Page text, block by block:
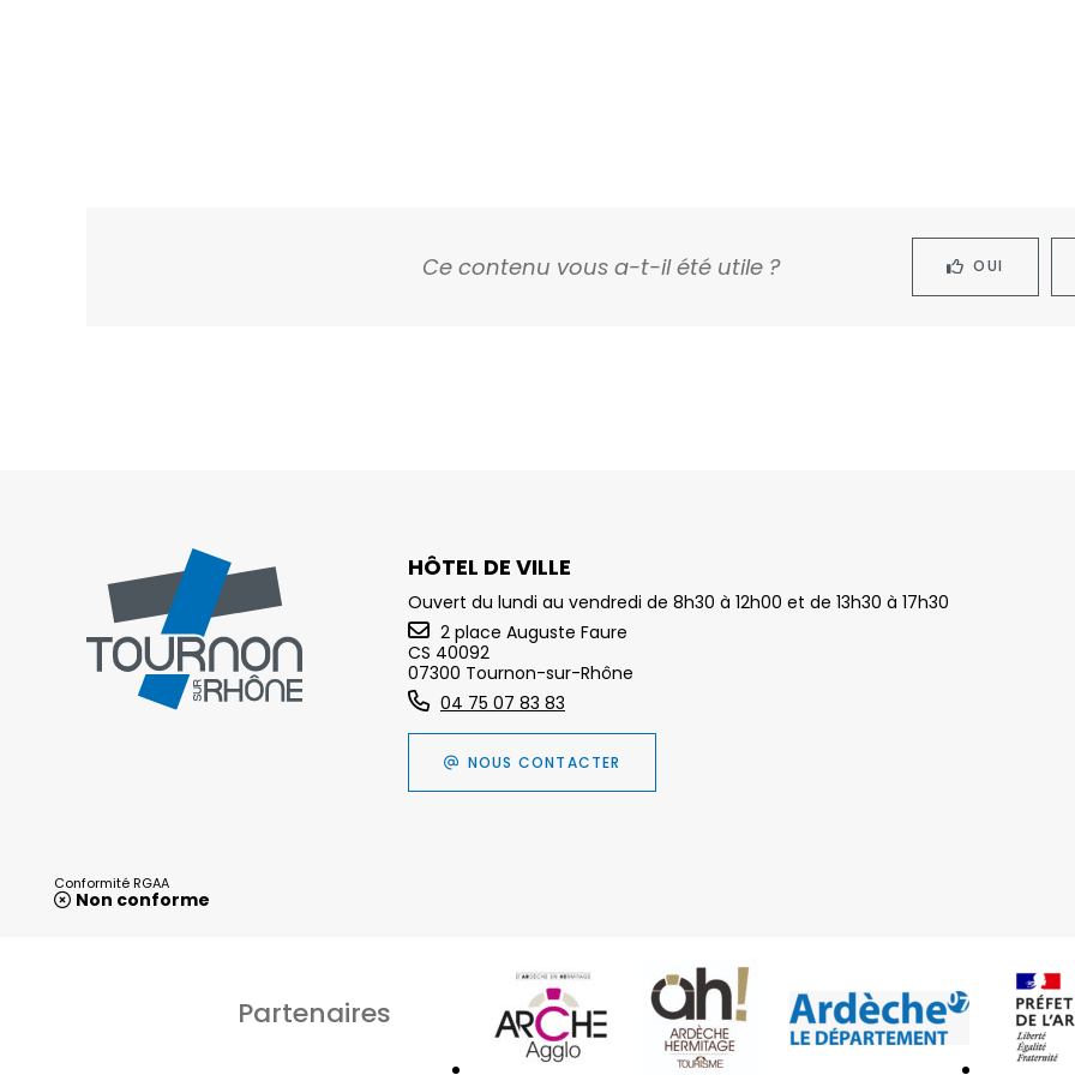
Ce contenu vous a-t-il été utile ? OUI
HÔTEL DE VILLE
Ouvert du lundi au vendredi de 8h30 à 12h00 et de 13h30 à 17h30
2 place Auguste Faure
CS 40092
07300 Tournon-sur-Rhône
04 75 07 83 83
NOUS CONTACTER
Conformité RGAA
Non conforme
Partenaires